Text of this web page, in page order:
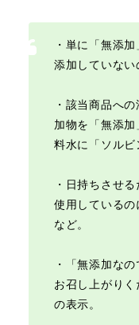
・単に「無添
添加していない
・該当商品へ
加物を「無添
料水に「ソルビ
・日持ちさせ
使用している
など。
・「無添加な
お召し上がり
の表示。